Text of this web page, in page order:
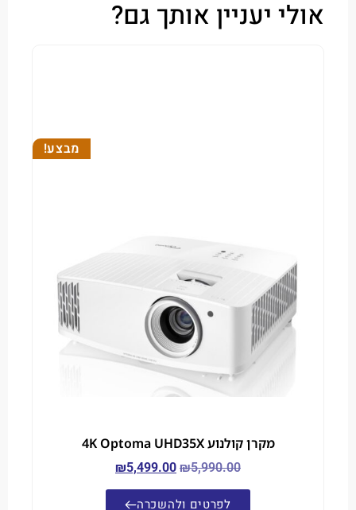
יעניין אותך גם?
מקרן קולנוע 4K Optoma UHD35X
₪
₪5,499.00
לפרטים ולהשכרה